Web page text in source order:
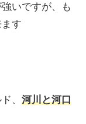
いですが、も
す
、 河川と河口